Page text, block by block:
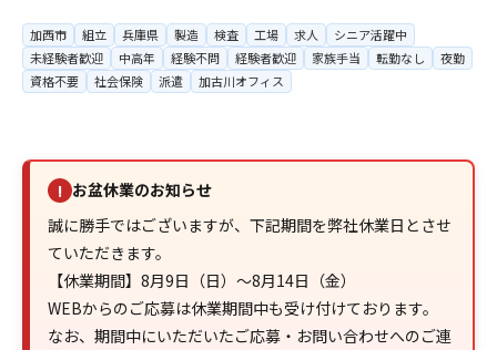
加西市 組立 兵庫県 製造 検査 工場 求人
シニア活躍中
未経験者歓迎
中高年 経験不問 経験者歓迎 家族手当 転勤なし
夜勤
資格不要
社会保険 派遣 加古川オフィス
! お盆休業のお知らせ
誠に勝手ではございますが、下記期間を弊社休業日とさせ
ていただきます。
【休業期間】8月9日（日）～8月14日（金）
WEBからのご応募は休業期間中も受け付けております。
なお、期間中にいただいたご応募・お問い合わせへのご連